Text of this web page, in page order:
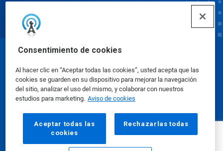
Consentimiento de cookies
Al hacer clic en “Aceptar todas las cookies”, usted acepta que las
cookies se guarden en su dispositivo para mejorar la navegación
del sitio, analizar el uso del mismo, y colaborar con nuestros
estudios para marketing. Aviso de cookies
Aceptar todas las
cookies
Rechazarlas todas
Hojas de datos de seguridad|Política de privacidad
|condiciones de uso